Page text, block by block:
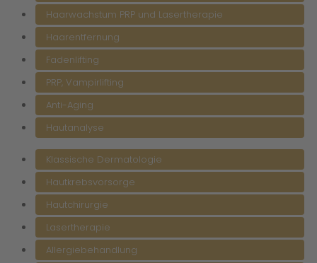
Haarwachstum PRP und Lasertherapie
Haarentfernung
Fadenlifting
PRP, Vampirlifting
Anti-Aging
Hautanalyse
Klassische Dermatologie
Hautkrebsvorsorge
Hautchirurgie
Lasertherapie
Allergiebehandlung